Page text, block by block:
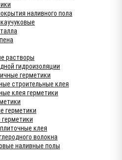
наливного пола
растворы
гидроизоляции
герметики
строительные клея
клея герметики
герметики
клея
волокна
наливные полы